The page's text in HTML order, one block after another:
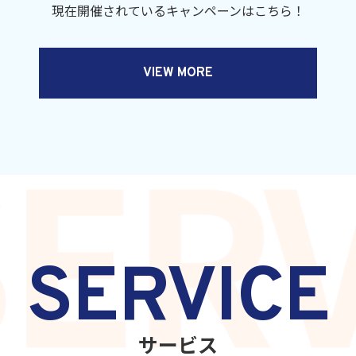
現在開催されているキャンペーンはこちら！
VIEW MORE
SERVICE
サービス